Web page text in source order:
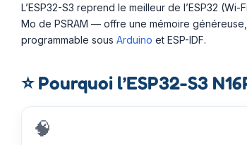
L’ESP32-S3 reprend le meilleur de l’ESP32
Mo de PSRAM — offre une mémoire
programmable sous Arduino et ESP-IDF.
⭐Pourquoi l’ESP32-S3
🧠